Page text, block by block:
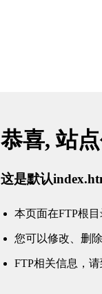
恭喜, 站
这是默认
本页面在FTP根目
您可以修改、删
FTP相关信息，